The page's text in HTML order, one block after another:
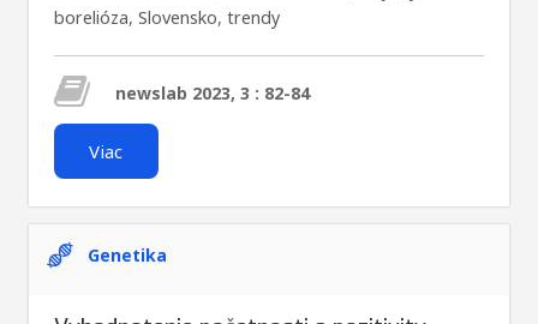
borelióza, Slovensko, trendy
newslab 2023, 3 : 82-84
Viac
Genetika